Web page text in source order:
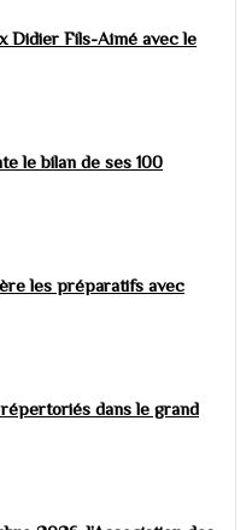
Didier Fils-Aimé avec le
le bilan de ses 100
les préparatifs avec
dans le grand